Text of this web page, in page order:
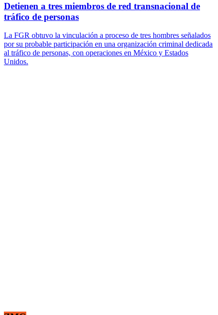
Detienen a tres miembros de red transnacional de
tráfico de personas
La FGR obtuvo la vinculación a proceso de tres hombres señalados
por su probable participación en una organización criminal dedicada
al tráfico de personas, con operaciones en México y Estados
Unidos.